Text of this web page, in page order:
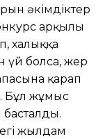
əкімдіктер
арқылы
халыққа
үй болса, жер
қарап
Бұл жұмыс
жылдам